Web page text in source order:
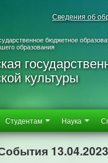
Сведения об
бюджетное
образования
культуры
Студентам Наука
13.04.2023